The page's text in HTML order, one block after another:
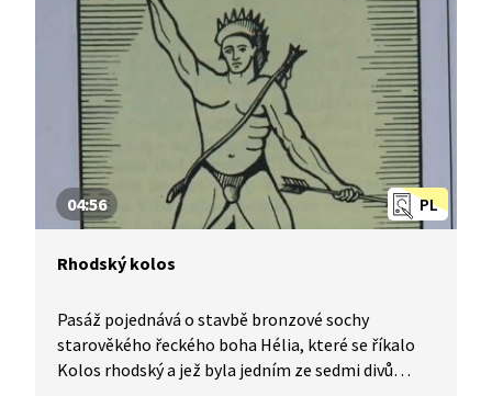
PL
04:56
Rhodský kolos
Pasáž pojednává o stavbě bronzové sochy
starověkého řeckého boha Hélia, které se říkalo
Kolos rhodský a jež byla jedním ze sedmi divů